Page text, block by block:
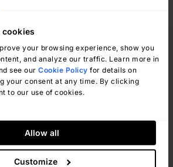
your browsing experience, show you
and analyze our traffic. Learn more in
see our Cookie Policy for details on
your consent at any time. By clicking
to our use of cookies.
Allow all
Customize
facile
assicura che il passaggio a
l'esperienza del cliente